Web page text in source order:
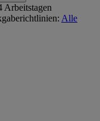
Arbeitstagen
Alle